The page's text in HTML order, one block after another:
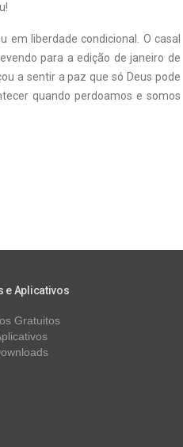
em liberdade condicional. O casal
para a edição de janeiro de
a sentir a paz que só Deus pode
quando perdoamos e somos
e Aplicativos
Gratuitos